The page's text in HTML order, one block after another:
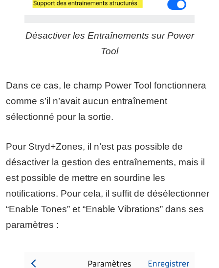
Désactiver les Entraînements sur Power
Tool
Dans ce cas, le champ Power Tool fonctionnera
comme s’il n’avait aucun entraînement
sélectionné pour la sortie.
Pour Stryd+Zones, il n’est pas possible de
désactiver la gestion des entraînements, mais il
est possible de mettre en sourdine les
notifications. Pour cela, il suffit de désélectionner
“Enable Tones” et “Enable Vibrations” dans ses
paramètres :